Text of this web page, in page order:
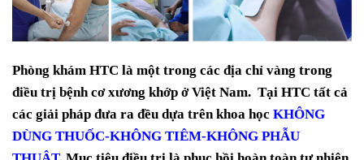
Phòng khám HTC là một trong các địa chỉ vàng trong
điều trị bệnh cơ xương khớp ở Việt Nam. Tại HTC tất cả
các giải pháp đưa ra đều dựa trên khoa học KHÔNG
DÙNG THUỐC-KHÔNG TIÊM-KHÔNG PHẪU